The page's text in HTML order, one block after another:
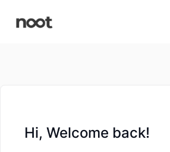
Hi, Welcome back!